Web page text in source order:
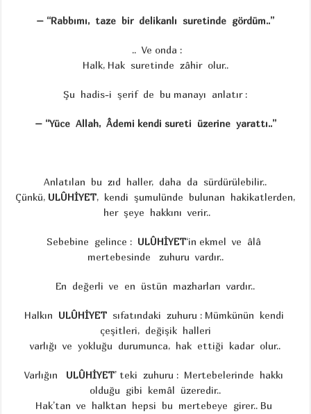
– “Rabbımı, taze bir delikanlı suretinde gördüm..”
.. Ve onda :
Halk, Hak suretinde zâhir olur..
Şu hadis-i şerif de bu manayı anlatır :
– “Yüce Allah, Âdemi kendi sureti üzerine yarattı..”
Anlatılan bu zıd haller, daha da sürdürülebilir..
Çünkü, ULÛHİYET, kendi şumulünde bulunan hakikatlerden,
her şeye hakkını verir..
Sebebine gelince : ULÛHİYET‘in ekmel ve âlâ
mertebesinde zuhuru vardır..
En değerli ve en üstün mazharları vardır..
Halkın ULÛHİYETsıfatındaki zuhuru : Mümkünün kendi
çeşitleri, değişik halleri
varlığı ve yokluğu durumunca, hak ettiği kadar olur..
Varlığın ULÛHİYET’ teki zuhuru : Mertebelerinde hakkı
olduğu gibi kemâl üzeredir..
Hak’tan ve halktan hepsi bu mertebeye girer.. Bu